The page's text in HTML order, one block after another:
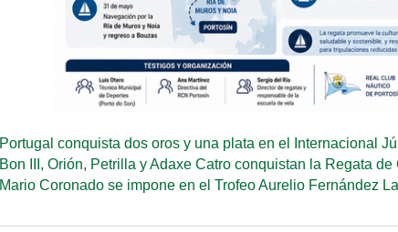
Portugal conquista dos oros y una plata en el Internacional
Bon III, Orión, Petrilla y Adaxe Catro conquistan la Regata
Mario Coronado se impone en el Trofeo Aurelio Fernández